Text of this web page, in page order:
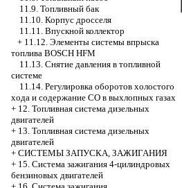
11.9. Топливный бак
11.10. Корпус дросселя
11.11. Впускной коллектор
+ 11.12. Элементы системы впрыска
топлива BOSCH HFM
11.13. Снятие давления в топливной
системе
11.14. Регулировка оборотов холостого
хода и содержание СО в выхлопных газах
+ 12. Топливная система дизельных
двигателей
+ 13. Топливная система дизельных
двигателей
+ СИСТЕМЫ ЗАПУСКА, ЗАЖИГАНИЯ
+ 15. Система зажигания 4-цилиндровых
бензиновых двигателей